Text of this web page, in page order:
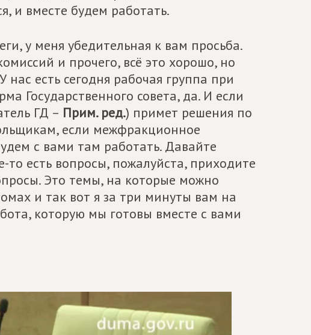
и вместе будем работать.
у меня убедительная к вам просьба.
и прочего, всё это хорошо, но
нас есть сегодня рабочая группа при
Государственного совета, да. И если
ГД – Прим. ред.) примет решения по
если межфракционное
с вами там работать. Давайте
то есть вопросы, пожалуйста, приходите
Это темы, на которые можно
и так вот я за три минуты вам на
которую мы готовы вместе с вами